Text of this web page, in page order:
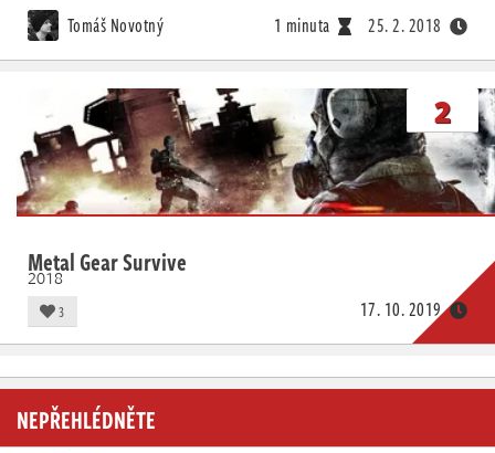
Tomáš Novotný 1 minuta 25. 2. 2018
2
Metal Gear Survive
2018
3 17. 10. 2019
NEPŘEHLÉDNĚTE